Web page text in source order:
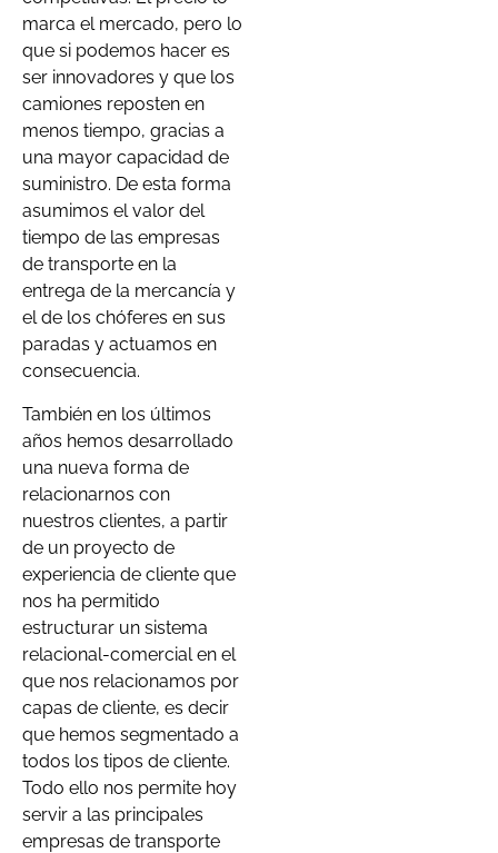
marca el mercado, pero lo
que si podemos hacer es
ser innovadores y que los
camiones reposten en
menos tiempo, gracias a
una mayor capacidad de
suministro. De esta forma
asumimos el valor del
tiempo de las empresas
de transporte en la
entrega de la mercancía y
el de los chóferes en sus
paradas y actuamos en
consecuencia.
También en los últimos
años hemos desarrollado
una nueva forma de
relacionarnos con
nuestros clientes, a partir
de un proyecto de
experiencia de cliente que
nos ha permitido
estructurar un sistema
relacional-comercial en el
que nos relacionamos por
capas de cliente, es decir
que hemos segmentado a
todos los tipos de cliente.
Todo ello nos permite hoy
servir a las principales
empresas de transporte